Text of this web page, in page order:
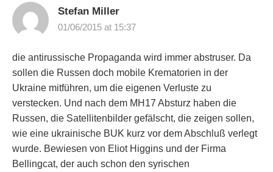
Stefan Miller
01/06/2015 at 15:37
die antirussische Propaganda wird immer abstruser. Da
sollen die Russen doch mobile Krematorien in der
Ukraine mitführen, um die eigenen Verluste zu
verstecken. Und nach dem MH17 Absturz haben die
Russen, die Satellitenbilder gefälscht, die zeigen sollen,
wie eine ukrainische BUK kurz vor dem Abschluß verlegt
wurde. Bewiesen von Eliot Higgins und der Firma
Bellingcat, der auch schon den syrischen